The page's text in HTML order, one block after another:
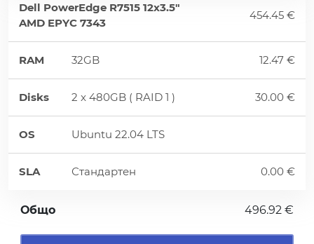
Dell PowerEdge R7515 12x3.5"
AMD EPYC 7343
454.45 €
RAM 32GB 12.47 €
Disks 2 x 480GB ( RAID 1 ) 30.00 €
OS Ubuntu 22.04 LTS
SLA Стандартен 0.00 €
Общо 496.92 €